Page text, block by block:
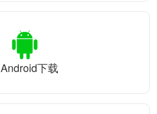
Android下载